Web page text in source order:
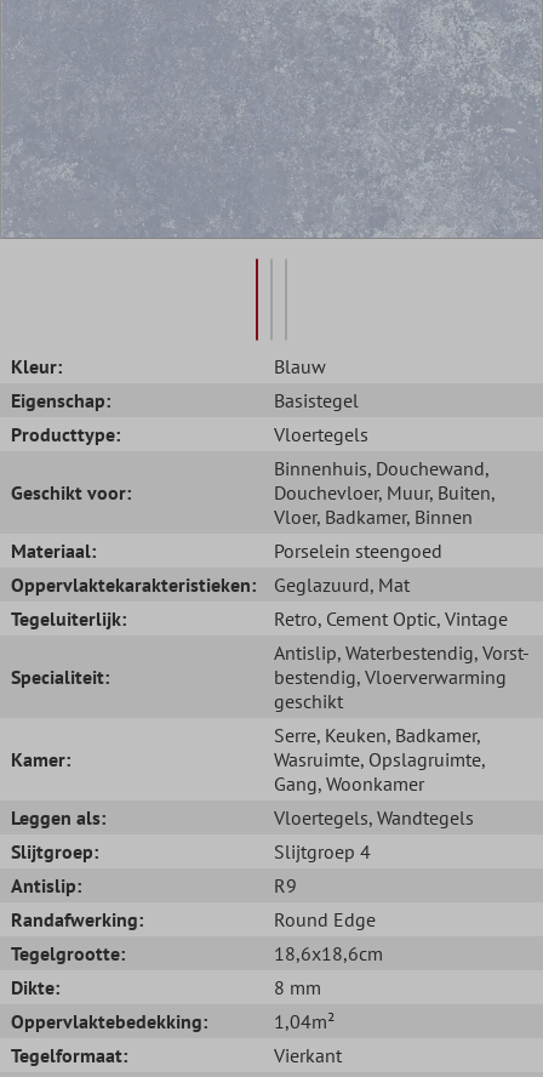
Kleur:
Blauw
Eigenschap:
Basistegel
Producttype:
Vloertegels
Geschikt voor:
Binnenhuis, Douchewand,
Douchevloer, Muur, Buiten,
Vloer, Badkamer, Binnen
Materiaal:
Porselein steengoed
Oppervlaktekarakteristieken:
Geglazuurd, Mat
Tegeluiterlijk:
Retro, Cement Optic, Vintage
Specialiteit:
Antislip, Waterbestendig, Vorst-
bestendig, Vloerverwarming
geschikt
Kamer:
Serre, Keuken, Badkamer,
Wasruimte, Opslagruimte,
Gang, Woonkamer
Leggen als:
Vloertegels, Wandtegels
Slijtgroep:
Slijtgroep 4
Antislip:
R9
Randafwerking:
Round Edge
Tegelgrootte:
18,6x18,6cm
Dikte:
8 mm
Oppervlaktebedekking:
1,04m²
Tegelformaat:
Vierkant